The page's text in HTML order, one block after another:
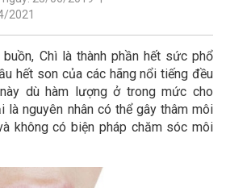
2021
Chì là thành phần hết sức phổ
hết son của các hãng nổi tiếng đều
dù hàm lượng ở trong mức cho
là nguyên nhân có thể gây thâm môi
không có biện pháp chăm sóc môi